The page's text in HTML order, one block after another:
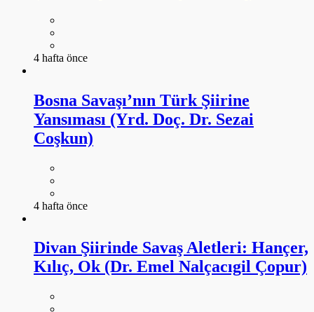
4 hafta önce
Bosna Savaşı’nın Türk Şiirine
Yansıması (Yrd. Doç. Dr. Sezai
Coşkun)
4 hafta önce
Divan Şiirinde Savaş Aletleri: Hançer,
Kılıç, Ok (Dr. Emel Nalçacıgil Çopur)